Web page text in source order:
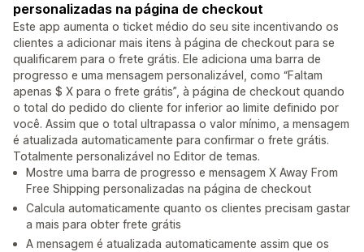
personalizadas na página de checkout
Este app aumenta o ticket médio do seu site incentivando os
clientes a adicionar mais itens à página de checkout para se
qualificarem para o frete grátis. Ele adiciona uma barra de
progresso e uma mensagem personalizável, como “Faltam
apenas $ X para o frete grátis”, à página de checkout quando
o total do pedido do cliente for inferior ao limite definido por
você. Assim que o total ultrapassa o valor mínimo, a mensagem
é atualizada automaticamente para confirmar o frete grátis.
Totalmente personalizável no Editor de temas.
Mostre uma barra de progresso e mensagem X Away From
Free Shipping personalizadas na página de checkout
Calcula automaticamente quanto os clientes precisam gastar
a mais para obter frete grátis
A mensagem é atualizada automaticamente assim que os